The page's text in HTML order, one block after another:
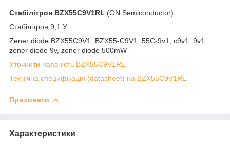
Стабілітрон BZX55C9V1RL (ON Semiconductor)
Стабілітрон 9,1 У
Zener diode BZX55C9V1, BZX55-C9V1, 55C-9v1, c9v1, 9v1,
zener diode 9v, zener diode 500mW
Уточнити наявність BZX55C9V1RL
Технічна специфікація (datasheet) на BZX55C9V1RL
Приховати
Характеристики